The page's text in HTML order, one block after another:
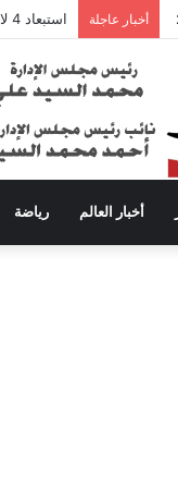
أخبار عاجلة استبعاد 4 لاعبين من معسكر الأهلي في إسبانيا بفرمان من عموتة
أخبار العالم رياضة